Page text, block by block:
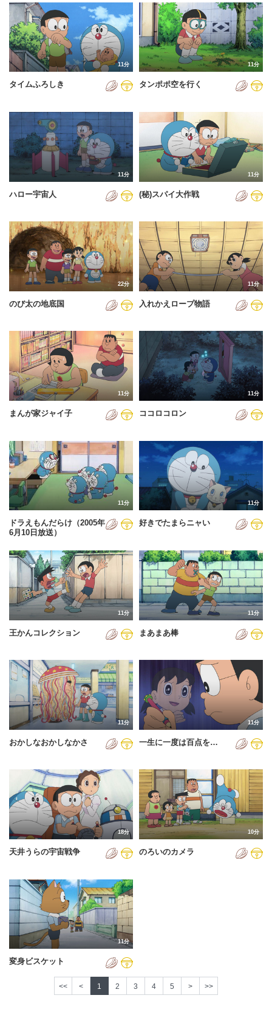
2024年
2025年
2026年
11分
タイムふろしき
11分
タンポポ空を行く
11分
ハロー宇宙人
11分
(秘)スパイ大作戦
22分
のび太の地底国
11分
入れかえロープ物語
11分
まんが家ジャイ子
11分
ココロコロン
11分
ドラえもんだらけ（2005年
6月10日放送）
11分
好きでたまらニャい
11分
王かんコレクション
11分
まあまあ棒
11分
おかしなおかしなかさ
11分
一生に一度は百点を…
18分
天井うらの宇宙戦争
10分
のろいのカメラ
11分
変身ビスケット
<< < 1 2 3 4 5 > >>